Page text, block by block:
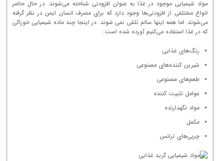
مواد شیمیایی موجود در غذا به عنوان افزودنی شناخته می‌شوند. در حال حاضر
انواع مختلفی از افزودنی‌ها وجود دارد که برای مصرف انسان ایمن در نظر گرفته
می‌شوند. اما همه اینها سالم تلقی نمی شوند. در اینجا چند ماده شیمیایی خوراکی
که در غذا استفاده می‌کنیم آورده شده است:
رنگ‌های غذایی
شیرین کننده‌های مصنوعی
طعم‌های مصنوعی
عوامل تثبیت کننده
مواد نگهدارنده
مکمل
چربی‌های ترانس